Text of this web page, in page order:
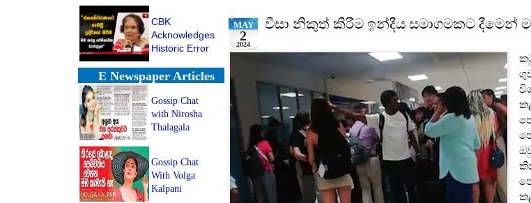
MAY
2
2024
වීසා නිකුත් කිරීම ඉන්දීය සමාගමකට දීමෙන්
CBK
Acknowledges
Historic Error
E Newspaper Articles
Gossip Chat
with Nirosha
Thalagala
Gossip Chat
With Volga
Kalpani